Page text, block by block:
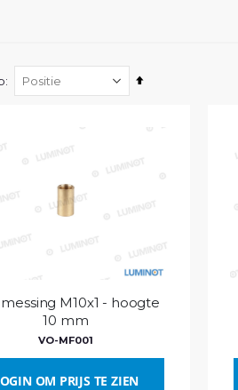
Van
M10x1 - hoogte
10 mm
VO-MF001
OM PRIJS TE ZIEN